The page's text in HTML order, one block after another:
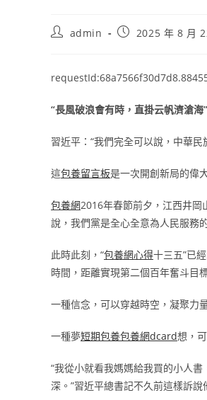
Postadmin
Post2025 年 8 月
“長風破浪會有時，直掛云帆濟滄
習近平：“我們完全可以說，中華
這包養留言板是一次開創新局的偉
包養網2016年春節前夕，江西井岡
說，我們黨是全心全意為人民服務
此時此刻，“包養網心得十三五”已
時間，距離實現第二個百年奮斗目
一種信念，可以穿越時空，凝聚力
一種夢短期包養包養網dcard想，
“我從小就看我媽媽給我買的小人
深。”習近平總書記不久前這樣訴說